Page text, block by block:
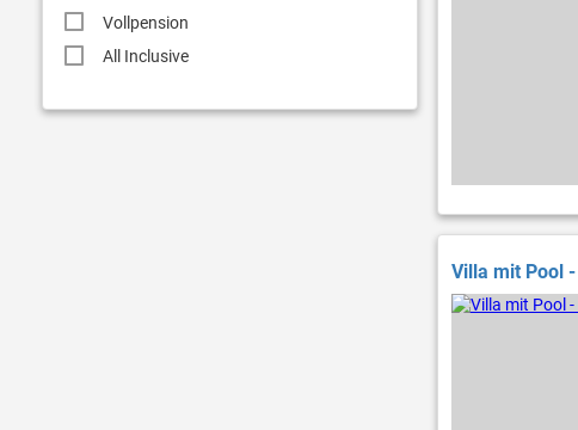
Vollpension
All Inclusive
Villa mit Pool